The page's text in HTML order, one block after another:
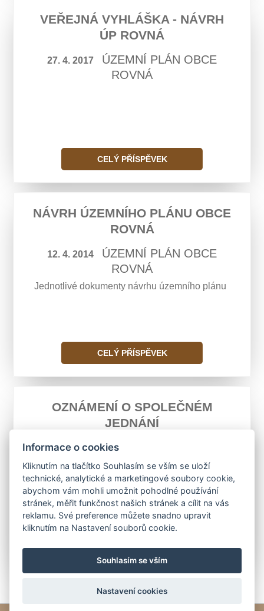
VEŘEJNÁ VYHLÁŠKA - NÁVRH
ÚP ROVNÁ
27. 4. 2017
ÚZEMNÍ PLÁN OBCE
ROVNÁ
CELÝ PŘÍSPĚVEK
NÁVRH ÚZEMNÍHO PLÁNU OBCE
ROVNÁ
12. 4. 2014
ÚZEMNÍ PLÁN OBCE
ROVNÁ
Jednotlivé dokumenty návrhu územního plánu
CELÝ PŘÍSPĚVEK
OZNÁMENÍ O SPOLEČNÉM
JEDNÁNÍ
12. 4. 2014
ÚZEMNÍ PLÁN OBCE
ROVNÁ
Společné jednání o návrhu územního plánu
obce Rovná se uskuteční v úterý 13. května
2014.
CELÝ PŘÍSPĚVEK
Informace o cookies
Kliknutím na tlačítko Souhlasím se vším se uloží
technické, analytické a marketingové soubory cookie,
abychom vám mohli umožnit pohodlné používání
stránek, měřit funkčnost našich stránek a cílit na vás
reklamu. Své preference můžete snadno upravit
kliknutím na Nastavení souborů cookie.
Souhlasím se vším
Nastavení cookies